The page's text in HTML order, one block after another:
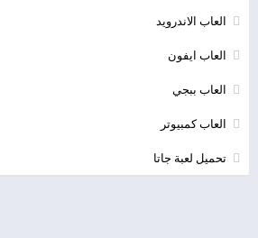
العاب الاندرويد
العاب ايفون
العاب ببجي
العاب كمبيوتر
تحميل لعبة جاتا